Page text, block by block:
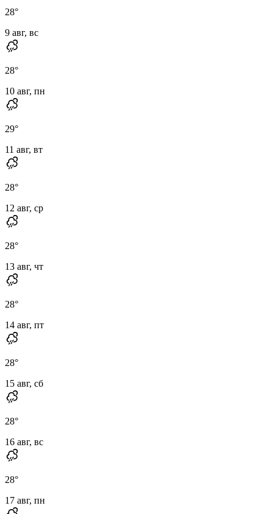
28°
9 авг, вс
28°
10 авг, пн
29°
11 авг, вт
28°
12 авг, ср
28°
13 авг, чт
28°
14 авг, пт
28°
15 авг, сб
28°
16 авг, вс
28°
17 авг, пн